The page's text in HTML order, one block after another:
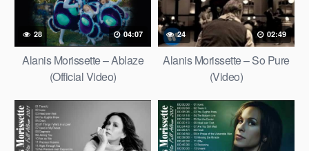
28 04:07
Alanis Morissette – Ablaze
(Official Video)
24 02:49
Alanis Morissette – So Pure
(Video)